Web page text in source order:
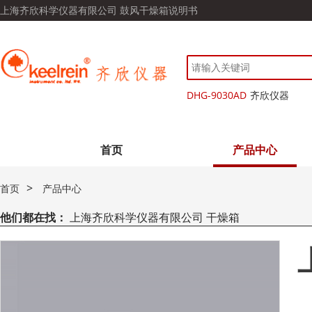
上海齐欣科学仪器有限公司 鼓风干燥箱说明书
DHG-9030AD 齐欣仪器
首页 产品中心
首页 > 产品中心
他们都在找： 上海齐欣科学仪器有限公司 干燥箱